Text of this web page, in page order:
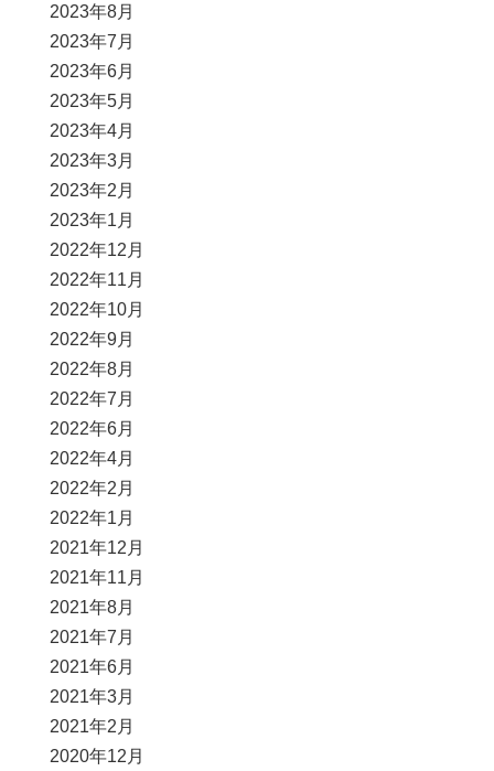
2023年8月
2023年7月
2023年6月
2023年5月
2023年4月
2023年3月
2023年2月
2023年1月
2022年12月
2022年11月
2022年10月
2022年9月
2022年8月
2022年7月
2022年6月
2022年4月
2022年2月
2022年1月
2021年12月
2021年11月
2021年8月
2021年7月
2021年6月
2021年3月
2021年2月
2020年12月